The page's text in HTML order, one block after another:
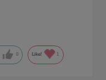
0 Like! 1